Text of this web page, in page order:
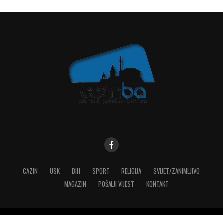
CAZIN USK BIH SPORT RELIGIJA
SVIJET/ZANIMLJIVO
MAGAZIN
POŠALJI VIJEST KONTAKT